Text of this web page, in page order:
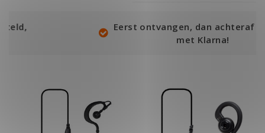
Eerst ontvangen, dan achteraf betalen
met Klarna!